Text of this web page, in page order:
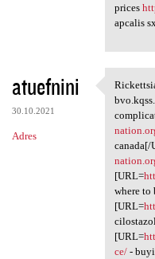
prices
apcalis
atuefnini
30.10.2021
Adres
canada[/
[URL=
where
[URL=
[URL=
ce/-